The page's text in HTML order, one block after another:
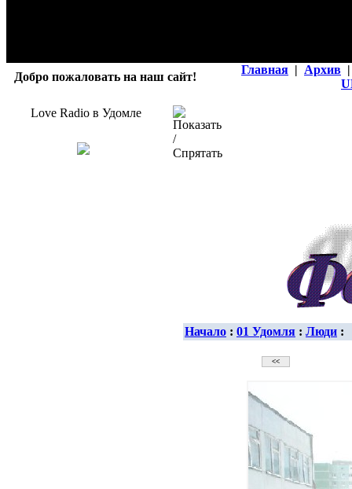
Добро пожаловать на наш сайт!
Главная | Архив |
Love Radio в Удомле
Начало : 01 Удомля : Люди :